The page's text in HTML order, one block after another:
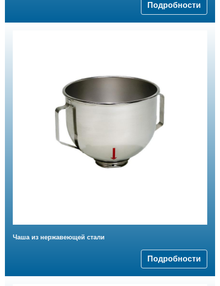
Подробности
Чаша из нержавеющей стали
Подробности